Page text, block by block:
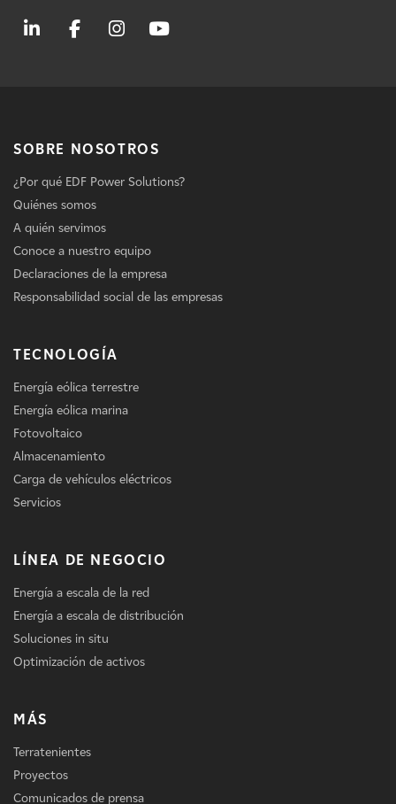
SOBRE NOSOTROS
¿Por qué EDF Power Solutions?
Quiénes somos
A quién servimos
Conoce a nuestro equipo
Declaraciones de la empresa
Responsabilidad social de las empresas
TECNOLOGÍA
Energía eólica terrestre
Energía eólica marina
Fotovoltaico
Almacenamiento
Carga de vehículos eléctricos
Servicios
LÍNEA DE NEGOCIO
Energía a escala de la red
Energía a escala de distribución
Soluciones in situ
Optimización de activos
MÁS
Terratenientes
Proyectos
Comunicados de prensa